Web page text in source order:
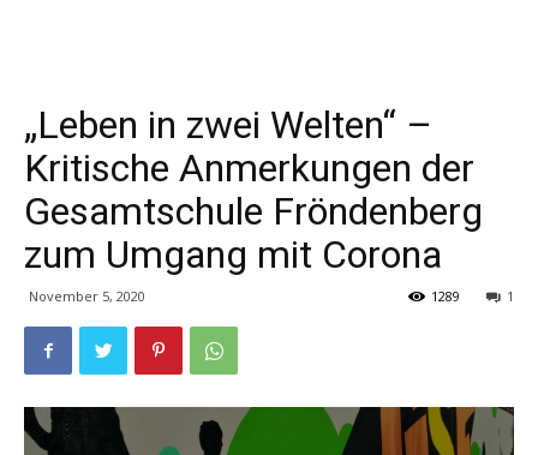
„Leben in zwei Welten“ –
Kritische Anmerkungen der
Gesamtschule Fröndenberg
zum Umgang mit Corona
November 5, 2020 1
1289